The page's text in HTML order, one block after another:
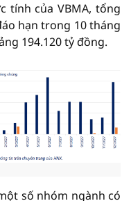
tính của VBMA, tổng
hạn trong 10 tháng
194.120 tỷ đồng.
số nhóm ngành có